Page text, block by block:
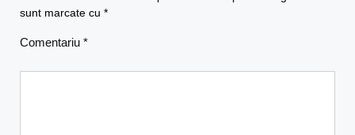
sunt marcate cu *
Comentariu *